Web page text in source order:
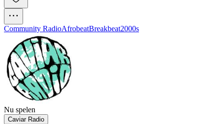
Community RadioAfrobeatBreakbeat2000s
Nu spelen
Caviar Radio